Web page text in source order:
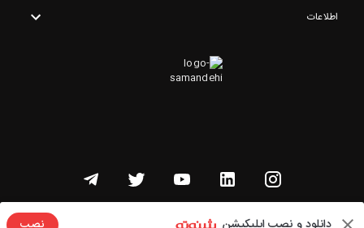
اطلاعات
تمامی حقوق این وبسایت متعلق به شنوتو است